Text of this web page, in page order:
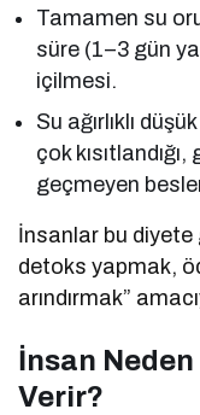
Tamamen su
süre (1–3 gün
içilmesi.
Su ağırlıklı
çok
geçmeyen
İnsanlar bu diyete
detoks yapmak,
arındırmak”
İnsan
Verir?